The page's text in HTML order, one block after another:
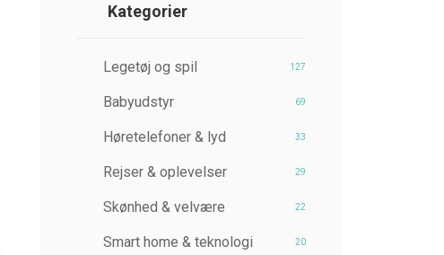
Kategorier
Legetøj og spil 127
Babyudstyr 69
Høretelefoner & lyd 33
Rejser & oplevelser 29
Skønhed & velvære 22
Smart home & teknologi 20